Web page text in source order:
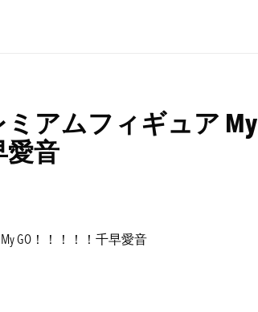
ミアムフィギュア My
愛音
GO！！！！！千早愛音